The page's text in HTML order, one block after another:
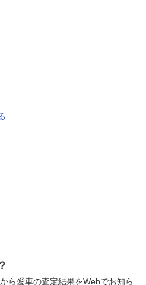
から愛車の査定結果をWebでお知ら